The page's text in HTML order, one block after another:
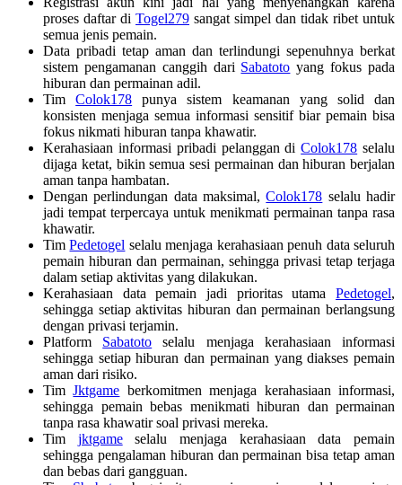
proses daftar di Togel279 sangat simpel dan tidak ribet untuk
semua jenis pemain.
Data pribadi tetap aman dan terlindungi sepenuhnya berkat
sistem pengamanan canggih dari Sabatoto yang fokus pada
hiburan dan permainan adil.
TimColok178 punya sistem keamanan yang solid dan
konsisten menjaga semua informasi sensitif biar pemain bisa
fokus nikmati hiburan tanpa khawatir.
Kerahasiaan informasi pribadi pelanggan diColok178 selalu
dijaga ketat, bikin semua sesi permainan dan hiburan berjalan
aman tanpa hambatan.
Dengan perlindungan data maksimal,Colok178 selalu hadir
jadi tempat terpercaya untuk menikmati permainan tanpa rasa
khawatir.
TimPedetogel selalu menjaga kerahasiaan penuh data seluruh
pemain hiburan dan permainan, sehingga privasi tetap terjaga
dalam setiap aktivitas yang dilakukan.
Kerahasiaan data pemain jadi prioritas utama Pedetogel,
sehingga setiap aktivitas hiburan dan permainan berlangsung
dengan privasi terjamin.
Platform Sabatoto selalu menjaga kerahasiaan informasi
sehingga setiap hiburan dan permainan yang diakses pemain
aman dari risiko.
TimJktgame berkomitmen menjaga kerahasiaan informasi,
sehingga pemain bebas menikmati hiburan dan permainan
tanpa rasa khawatir soal privasi mereka.
Tim jktgameselalu menjaga kerahasiaan data pemain
sehingga pengalaman hiburan dan permainan bisa tetap aman
dan bebas dari gangguan.